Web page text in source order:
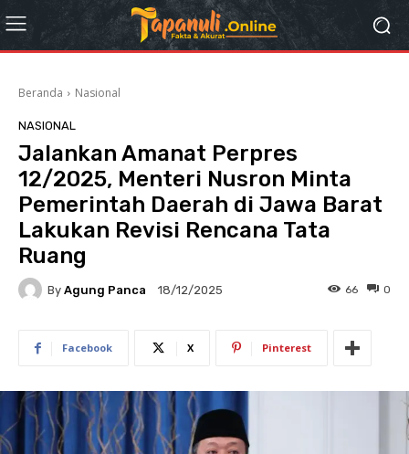
Beranda Nasional
NASIONAL
Jalankan Amanat Perpres
12/2025, Menteri Nusron Minta
Pemerintah Daerah di Jawa Barat
Lakukan Revisi Rencana Tata
Ruang
By Agung Panca 18/12/2025 0
66
Facebook X Pinterest